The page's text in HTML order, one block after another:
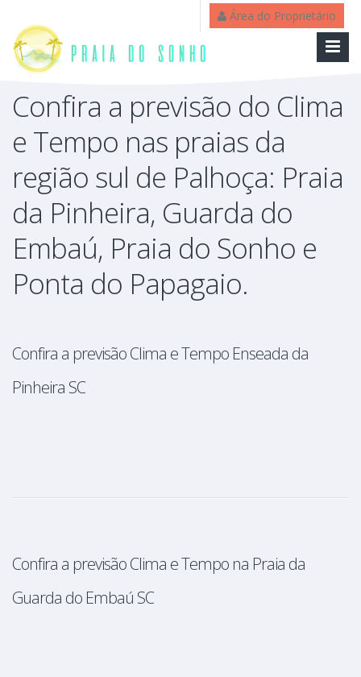
Área do Proprietário
Confira a previsão do Clima
e Tempo nas praias da
região sul de Palhoça: Praia
da Pinheira, Guarda do
Embaú, Praia do Sonho e
Ponta do Papagaio.
Confira a previsão Clima e Tempo Enseada da
Pinheira SC
Confira a previsão Clima e Tempo na Praia da
Guarda do Embaú SC